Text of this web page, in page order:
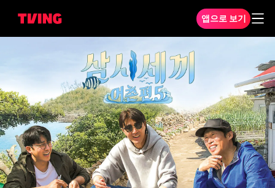
앱으로 보기